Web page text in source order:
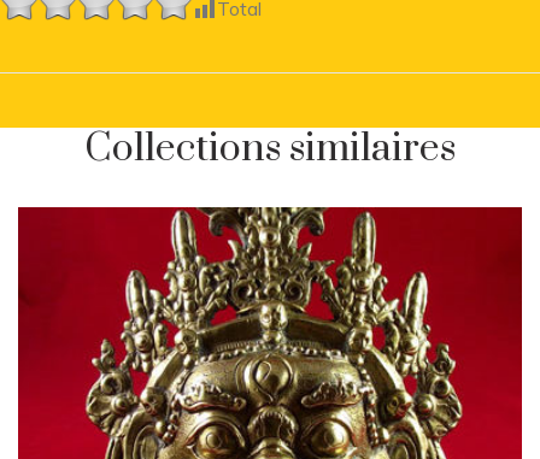
Total
Collections similaires